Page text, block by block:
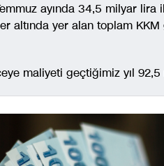
ayında 34,5 milyar
altında yer alan toplam
maliyeti geçtiğimiz yıl